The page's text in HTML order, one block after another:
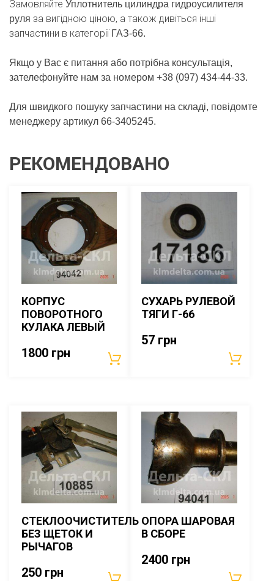
Замовляйте Уплотнитель цилиндра гидроусилителя
руля за вигідною ціною, а також дивіться інші
запчастини в категоріїГАЗ-66.
Якщо у Вас є питання або потрібна консультація,
зателефонуйте нам за номером +38 (097) 434-44-33.
Для швидкого пошуку запчастини на складі, повідомте
менеджеру артикул 66-3405245.
РЕКОМЕНДОВАНО
КОРПУС
ПОВОРОТНОГО
КУЛАКА ЛЕВЫЙ
1800 грн
СУХАРЬ РУЛЕВОЙ
ТЯГИ Г-66
57 грн
СТЕКЛООЧИСТИТЕЛЬ
БЕЗ ЩЕТОК И
РЫЧАГОВ
250 грн
ОПОРА ШАРОВАЯ
В СБОРЕ
2400 грн